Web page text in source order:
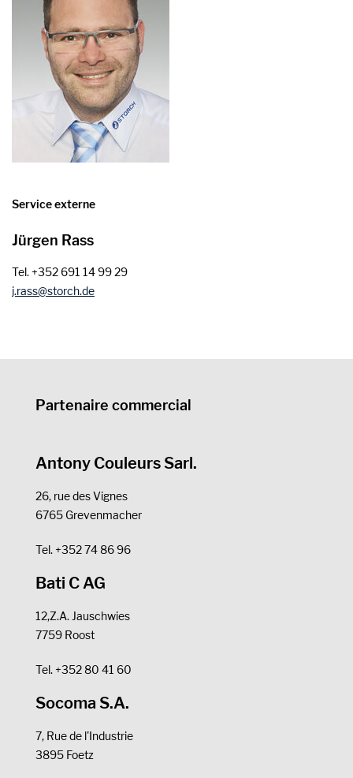
Service externe
Jürgen Rass
Tel. +352 691 14 99 29
j.rass
storchde
Partenaire commercial
Antony Couleurs Sarl.
26, rue des Vignes
6765 Grevenmacher
Tel. +352 74 86 96
Bati C AG
12,Z.A. Jauschwies
7759 Roost
Tel. +352 80 41 60
Socoma S.A.
7, Rue de l'Industrie
3895 Foetz